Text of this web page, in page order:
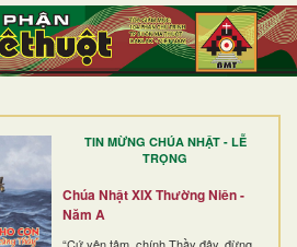
TIN MỪNG CHÚA NHẬT - LỄ
TRỌNG
Chúa Nhật XIX Thường Niên -
Năm A
“Cứ yên tâm, chính Thầy đây, đừng